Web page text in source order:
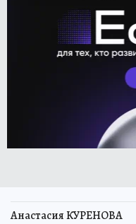
Анастасия КУРЕНОВА